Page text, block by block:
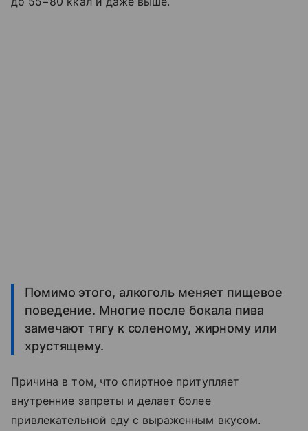
Помимо этого, алкоголь меняет пищевое
поведение. Многие после бокала пива
замечают тягу к соленому, жирному или
хрустящему.
Причина в том, что спиртное притупляет
внутренние запреты и делает более
привлекательной еду с выраженным вкусом.